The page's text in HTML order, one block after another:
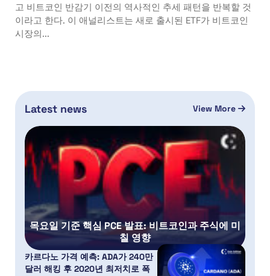
고 비트코인 반감기 이전의 역사적인 추세 패턴을 반복할 것
이라고 한다. 이 애널리스트는 새로 출시된 ETF가 비트코인
시장의...
Latest news View More
목요일 기준 핵심 PCE 발표: 비트코인과 주식에 미
칠 영향
카르다노 가격 예측: ADA가 240만
달러 해킹 후 2020년 최저치로 폭